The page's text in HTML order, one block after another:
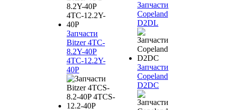
Запчасти
Bitzer 4TC-
8.2Y-40P
4TC-12.2Y-
40P
Запчасти
Copeland
D2DL
Запчасти
Copeland
D2DC